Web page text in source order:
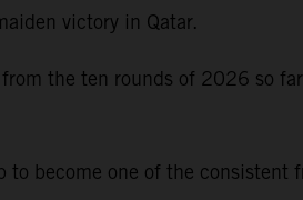
victory in Qatar.
the ten rounds of 2026 so
to become one of the